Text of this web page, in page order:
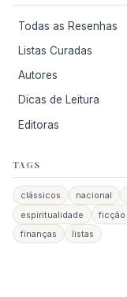
Todas as Resenhas
Listas Curadas
Autores
Dicas de Leitura
Editoras
TAGS
clássicos nacional
espiritualidade
ficção
finanças
listas